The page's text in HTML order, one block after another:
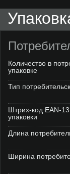
Количество в
упаковке
Тип
Штрих-код EAN-
упаковки
Длина
Ширина